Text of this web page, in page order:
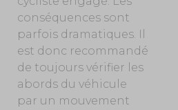
conséquences sont
parfois dramatiques. Il
est donc recommandé
de toujours vérifier les
abords du véhicule
par un mouvement